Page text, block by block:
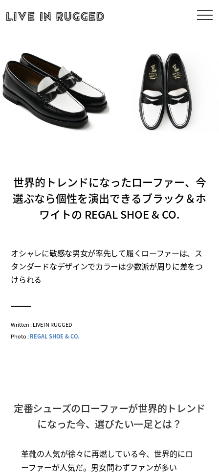
世界的トレンドになったローファー、今
選ぶなら個性を演出できるブラック＆ホ
ワイトの REGAL SHOE & CO.
オシャレに敏感な男女が率先して履くローファーは、ス
タンダードなデザインでカラーは少数派が周りに差をつ
けられる
Written : LIVE IN RUGGED
Photo :REGAL SHOE & CO.
定番シューズのローファーが世界的トレンド
になった今、選びたい一足とは？
革靴の人気が徐々に再燃している今、世界的にロ
ーファーが人気だ。男女問わずファンが多い